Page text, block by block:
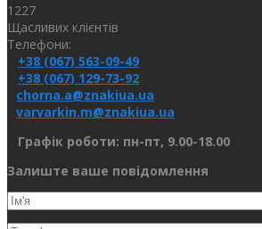
1227
Щасливих клієнтів
Телефони:
+38 (067) 563-09-49
+38 (067) 129-73-92
chorna.a@znakiua.ua
varvarkin.m@znakiua.ua
Графік роботи: пн-пт, 9.00-18.00
Залиште ваше повідомлення